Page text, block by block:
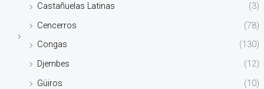
Castañuelas Latinas
(3)
Cencerros
(78)
Congas
(130)
Djembes
(12)
Güiros
(10)